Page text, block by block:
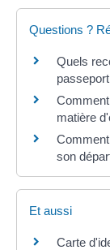
Questions ?
Quels
matière
son
Et aussi
Carte